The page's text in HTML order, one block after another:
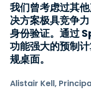
我们曾考虑过其
决方案极具竞争
身份验证。通过
功能强大的预制
规桌面。
Alistair Kell,